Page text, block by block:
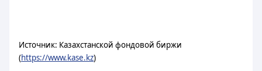
Источник: Казахстанской фондовой биржи
(https://www.kase.kz)